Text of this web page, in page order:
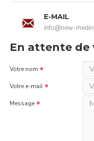
E-MAIL
info@new-
En attente de
Votre nom
Votre e-mail
Message